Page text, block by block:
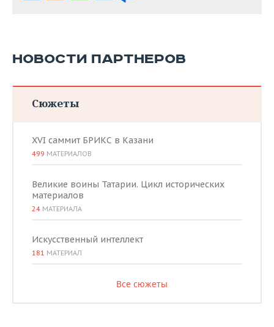
НОВОСТИ ПАРТНЕРОВ
Сюжеты
XVI саммит БРИКС в Казани
499 МАТЕРИАЛОВ
Великие воины Татарии. Цикл исторических
материалов
24 МАТЕРИАЛА
Искусственный интеллект
181 МАТЕРИАЛ
Все сюжеты